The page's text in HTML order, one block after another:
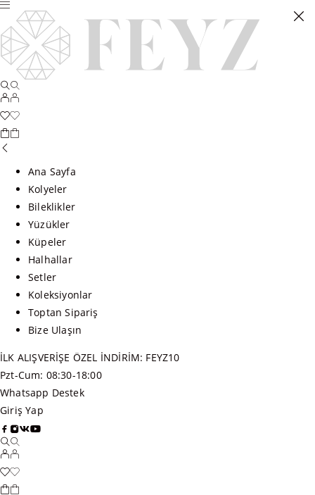
Ana Sayfa
Kolyeler
Bileklikler
Yüzükler
Küpeler
Halhallar
Setler
Koleksiyonlar
Toptan Sipariş
Bize Ulaşın
İLK ALIŞVERİŞE ÖZEL İNDİRİM: FEYZ10
Pzt-Cum: 08:30-18:00
Whatsapp Destek
Giriş Yap